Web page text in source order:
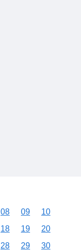
08 09
10
18 19
20
28 29
30